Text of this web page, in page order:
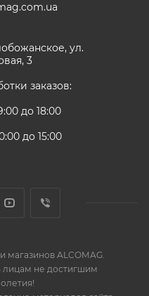
ул.
3
заказов:
до 18:00
до 15:00
магазинов ALCOMAG.
не достигшим